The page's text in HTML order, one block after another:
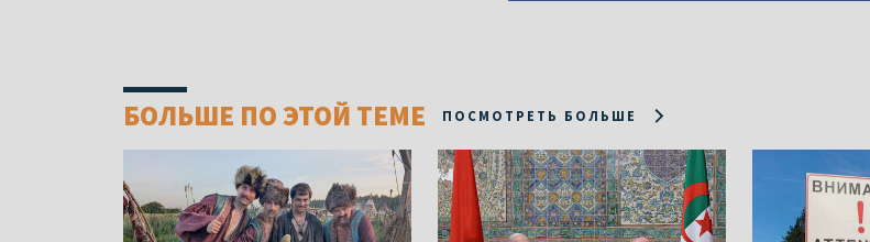
БОЛЬШЕ ПО ЭТОЙ ТЕМЕ ПОСМОТРЕТЬ БОЛЬШЕ